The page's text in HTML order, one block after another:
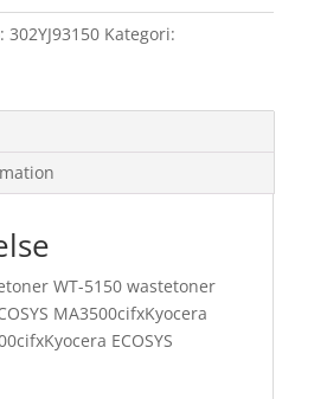
302YJ93150 Kategori:
WT-5150 wastetoner
MA3500cifxKyocera
ECOSYS